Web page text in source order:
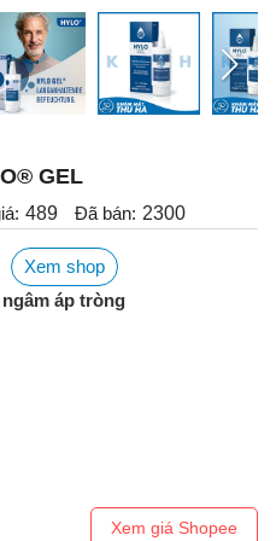
GEL
489 Đã bán: 2300
Xem shop
áp tròng
Xem giá Shopee